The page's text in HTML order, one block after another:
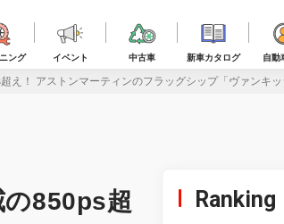
ング イベント 中古車 新車カタログ 自動
え！ アストンマーティンのフラッグシップ「ヴァンキ
850ps超
Ranking